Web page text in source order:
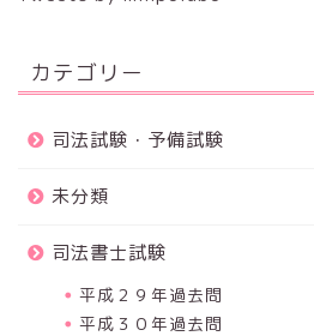
カテゴリー
司法試験・予備試験
未分類
司法書士試験
平成２９年過去問
平成３０年過去問